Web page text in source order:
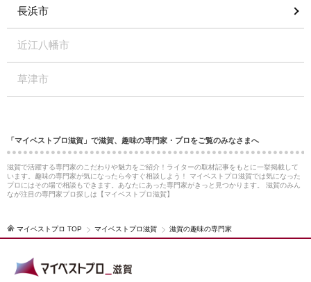
長浜市
近江八幡市
草津市
「マイベストプロ滋賀」で滋賀、趣味の専門家・プロをご覧のみなさまへ
滋賀で活躍する専門家のこだわりや魅力をご紹介！ライターの取材記事をもとに一挙掲載して
います。趣味の専門家が気になったら今すぐ相談しよう！ マイベストプロ滋賀では気になった
プロにはその場で相談もできます。あなたにあった専門家がきっと見つかります。 滋賀のみん
なが注目の専門家プロ探しは【マイベストプロ滋賀】
マイベストプロ TOP マイベストプロ滋賀 滋賀の趣味の専門家